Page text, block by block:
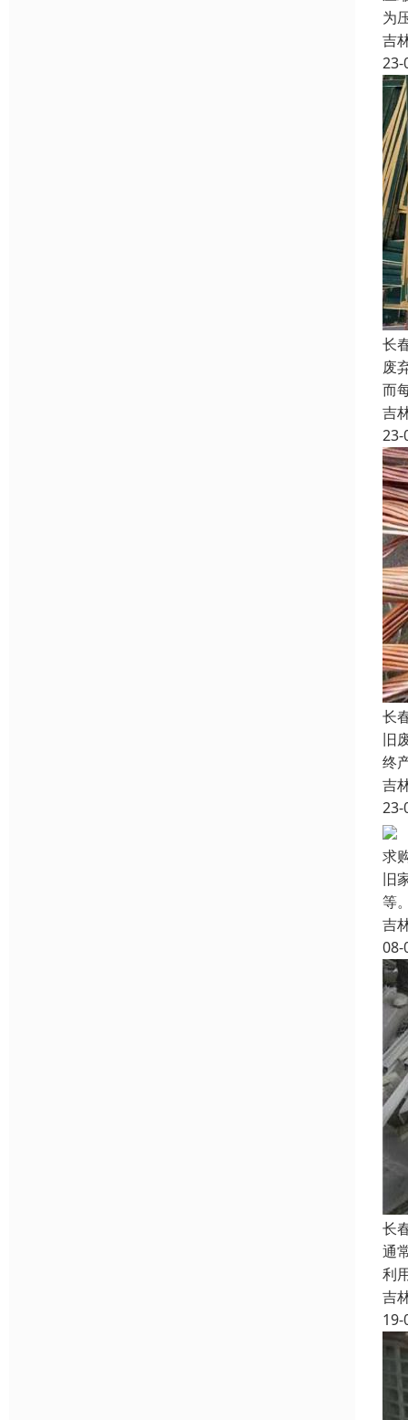
为
吉
23-
长
废
而
吉
23-
长
旧
终
吉
23-
求
旧
等
吉
08-
长
通
利
吉
19-